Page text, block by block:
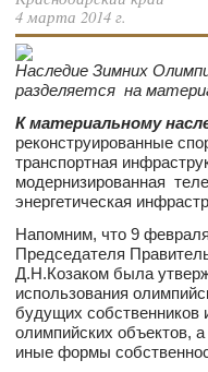
4 марта 2014 г.
Наследие Зимних
разделяется на
К материальному
реконструированные
транспортная
модернизированная
энергетическая
Напомним, что 9
Председателя
Д.Н.Козаком была
использования
будущих собственников
олимпийских объектов,
иные формы